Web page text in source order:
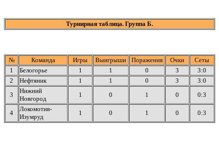
Турнирная таблица. Группа Б.
№ Команда Игры Выигрыши Поражения Очки
Сеты
1
Белогорье 1 1 0 3
3:0
2
Нефтяник 1 1 0 3
3:0
3
Нижний
Новгород
1 0 1 0 0:3
4
Локомотив-
Изумруд
1 0 1 0 0:3